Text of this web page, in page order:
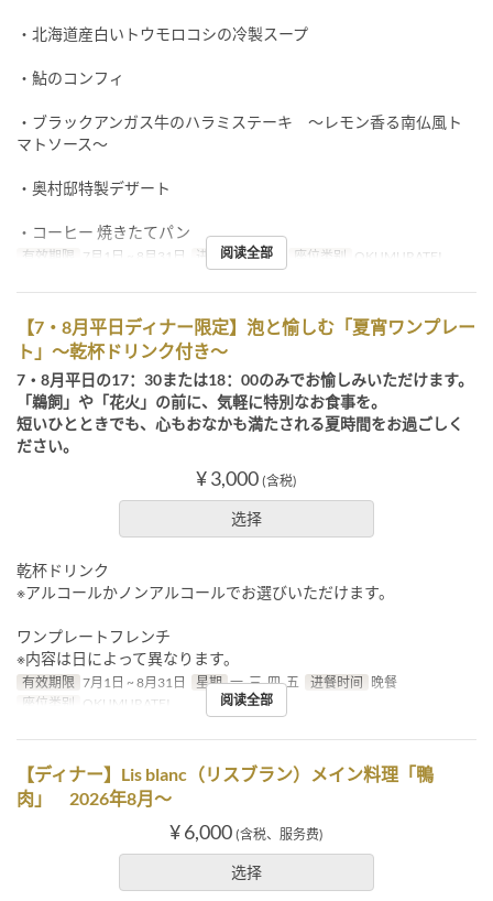
・北海道産白いトウモロコシの冷製スープ
・鮎のコンフィ
・ブラックアンガス牛のハラミステーキ ～レモン香る南仏風ト
マトソース～
・奥村邸特製デザート
・コーヒー 焼きたてパン
有效期限 7月1日 ~ 8月31日 进餐时间 晚餐 座位类别 OKUMURATEI
阅读全部
【7・8月平日ディナー限定】泡と愉しむ「夏宵ワンプレー
ト」～乾杯ドリンク付き～
7・8月平日の17：30または18：00のみでお愉しみいただけます。
「鵜飼」や「花火」の前に、気軽に特別なお食事を。
短いひとときでも、心もおなかも満たされる夏時間をお過ごしく
ださい。
¥ 3,000 (含税)
选择
乾杯ドリンク
※アルコールかノンアルコールでお選びいただけます。
ワンプレートフレンチ
※内容は日によって異なります。
有效期限 7月1日 ~ 8月31日 星期 一, 三, 四, 五 进餐时间 晚餐
座位类别
OKUMURATEI 阅读全部
【ディナー】Lis blanc（リスブラン）メイン料理「鴨
肉」 2026年8月～
¥ 6,000 (含税、服务费)
选择